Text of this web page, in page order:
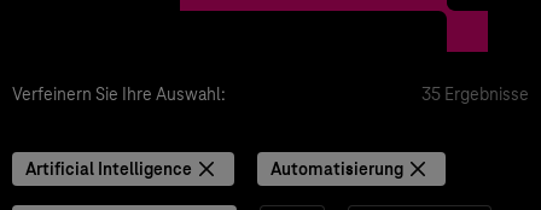
Verfeinern Sie Ihre Auswahl: 35 Ergebnisse
Artificial Intelligence Automatisierung